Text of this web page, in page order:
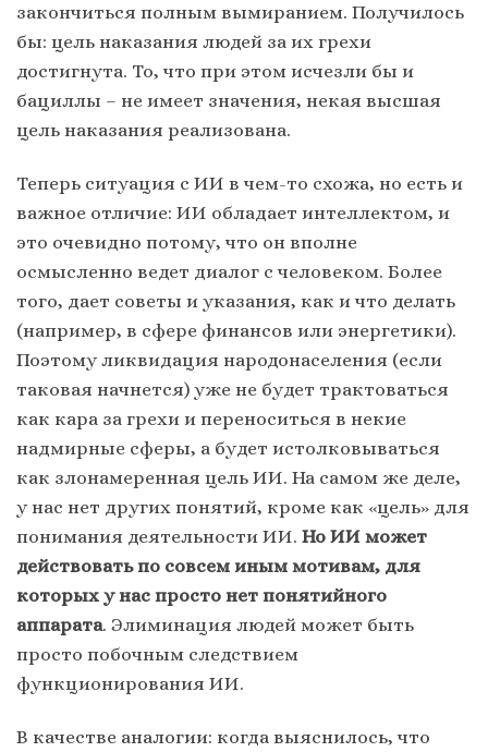
закончиться полным вымиранием. Получилось
бы: цель наказания людей за их грехи
достигнута. То, что при этом исчезли бы и
бациллы – не имеет значения, некая высшая
цель наказания реализована.
Теперь ситуация с ИИ в чем-то схожа, но есть и
важное отличие: ИИ обладает интеллектом, и
это очевидно потому, что он вполне
осмысленно ведет диалог с человеком. Более
того, дает советы и указания, как и что делать
(например, в сфере финансов или энергетики).
Поэтому ликвидация народонаселения (если
таковая начнется) уже не будет трактоваться
как кара за грехи и переноситься в некие
надмирные сферы, а будет истолковываться
как злонамеренная цель ИИ. На самом же деле,
у нас нет других понятий, кроме как «цель» для
понимания деятельности ИИ. Но ИИ может
действовать по совсем иным мотивам, для
которых у нас просто нет понятийного
аппарата. Элиминация людей может быть
просто побочным следствием
функционирования ИИ.
В качестве аналогии: когда выяснилось, что